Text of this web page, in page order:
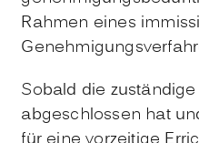
Rahmen eines
Sobald die
abgeschlossen hat